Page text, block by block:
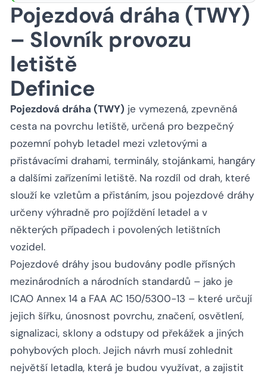
Pojezdová dráha (TWY)
– Slovník provozu
letiště
Definice
Pojezdová dráha (TWY) je vymezená, zpevněná
cesta na povrchu letiště, určená pro bezpečný
pozemní pohyb letadel mezi vzletovými a
přistávacími drahami, terminály, stojánkami, hangáry
a dalšími zařízeními letiště. Na rozdíl od drah, které
slouží ke vzletům a přistáním, jsou pojezdové dráhy
určeny výhradně pro pojíždění letadel a v
některých případech i povolených letištních
vozidel.
Pojezdové dráhy jsou budovány podle přísných
mezinárodních a národních standardů – jako je
ICAO Annex 14 a FAA AC 150/5300-13 – které určují
jejich šířku, únosnost povrchu, značení, osvětlení,
signalizaci, sklony a odstupy od překážek a jiných
pohybových ploch. Jejich návrh musí zohlednit
největší letadla, která je budou využívat, a zajistit